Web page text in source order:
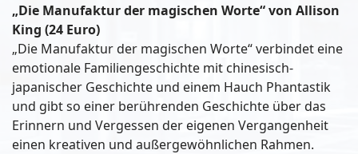
„Die Manufaktur der magischen Worte“ von Allison
King (24 Euro)
„Die Manufaktur der magischen Worte“ verbindet eine
emotionale Familiengeschichte mit chinesisch-
japanischer Geschichte und einem Hauch Phantastik
und gibt so einer berührenden Geschichte über das
Erinnern und Vergessen der eigenen Vergangenheit
einen kreativen und außergewöhnlichen Rahmen.